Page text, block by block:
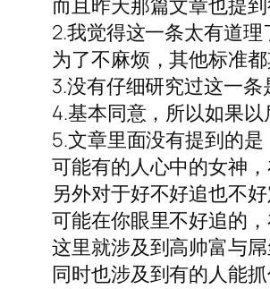
而且昨天那篇文章也提
2.我觉得这一条太有道理
为了不麻烦，其他标准都
3.没有仔细研究过这一条
4.基本同意，所以如果以
5.文章里面没有提到的是
可能有的人心中的女神
另外对于好不好追也不
可能在你眼里不好追的，
这里就涉及到高帅富与屌
同时也涉及到有的人能